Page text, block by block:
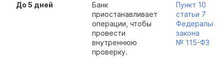
До 5 дней
Банк
приостанавливает
операции, чтобы
провести
внутреннюю
проверку.
Пункт 10
статьи 7
закона
№ 115-ФЗ